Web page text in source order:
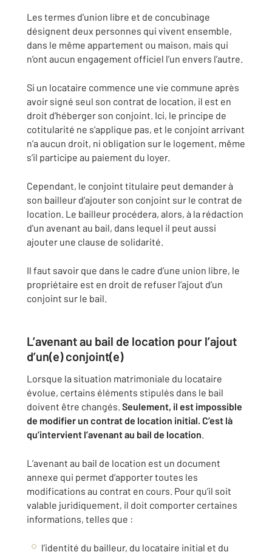
Les termes d'union libre et de concubinage
désignent deux personnes qui vivent ensemble,
dans le même appartement ou maison, mais qui
n’ont aucun engagement officiel l’un envers l’autre.
Si un locataire commence une vie commune après
avoir signé seul son contrat de location, il est en
droit d’héberger son conjoint. Ici, le principe de
cotitularité ne s’applique pas, et le conjoint arrivant
n’a aucun droit, ni obligation sur le logement, même
s’il participe au paiement du loyer.
Cependant, le conjoint titulaire peut demander à
son bailleur d’ajouter son conjoint sur le contrat de
location. Le bailleur procédera, alors, à la rédaction
d'un avenant au bail, dans lequel il peut aussi
ajouter une clause de solidarité.
Il faut savoir que dans le cadre d’une union libre, le
propriétaire est en droit de refuser l’ajout d’un
conjoint sur le bail.
L’avenant au bail de location pour l’ajout
d’un(e) conjoint(e)
Lorsque la situation matrimoniale du locataire
évolue, certains éléments stipulés dans le bail
doivent être changés. Seulement, il est impossible
de modifier un contrat de location initial. C’est là
qu’intervient l’avenant au bail de location.
L’avenant au bail de location est un document
annexe qui permet d’apporter toutes les
modifications au contrat en cours. Pour qu’il soit
valable juridiquement, il doit comporter certaines
informations, telles que :
l’identité du bailleur, du locataire initial et du